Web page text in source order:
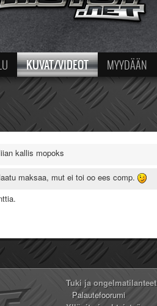
KUVAT/VIDEOT MYYDÄÄN
kallis mopoks
laatu maksaa, mut ei toi oo ees comp.
Tuki ja ongelmatilanteet
Palautefoorumi